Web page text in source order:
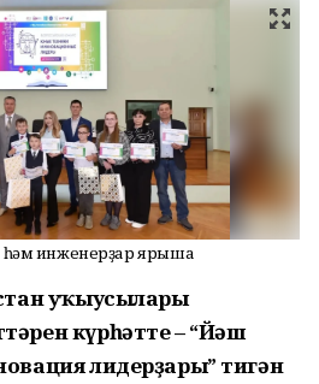
һәм инженерҙар ярыша
уҡыусылары
күрһәтте – “Йәш
лидерҙары” тигән